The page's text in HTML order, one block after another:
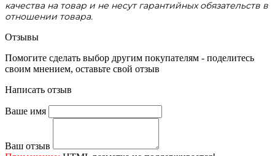
качества на товар и не несут гарантийных обязательств в
отношении товара.
Отзывы
Помогите сделать выбор другим покупателям - поделитесь
своим мнением, оставьте свой отзыв
Написать отзыв
Ваше имя
Ваш отзыв